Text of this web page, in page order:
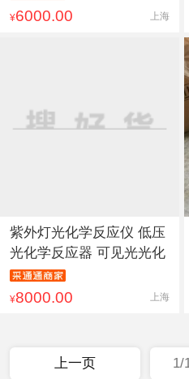
¥6000.00 上海
紫外灯光化学反应仪 低压
光化学反应器 可见光光化
¥8000.00 上海
上一页 1/